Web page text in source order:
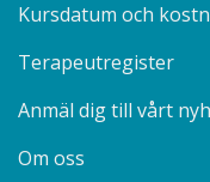
Kursdatum och
Terapeutregister
Anmäl dig till vårt
Om oss